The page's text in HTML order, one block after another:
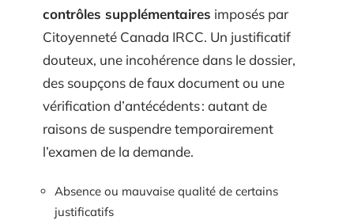
contrôles supplémentaires imposés par
Citoyenneté Canada IRCC. Un justificatif
douteux, une incohérence dans le dossier,
des soupçons de faux document ou une
vérification d’antécédents : autant de
raisons de suspendre temporairement
l’examen de la demande.
Absence ou mauvaise qualité de certains
justificatifs